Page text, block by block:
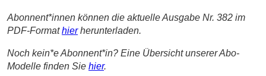
Abonnent*innen können die aktuelle Ausgabe Nr. 382 im
PDF-Formathierherunterladen.
Noch kein*e Abonnent*in? Eine Übersicht unserer Abo-
Modelle finden Sie hier.